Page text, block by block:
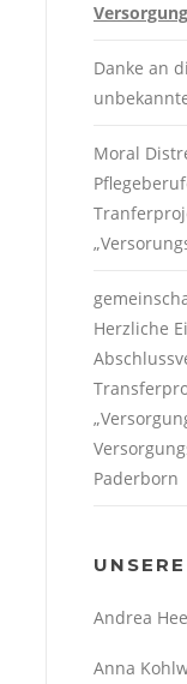
Danke an
Moral
Herzliche
Paderborn
Andrea
Anna